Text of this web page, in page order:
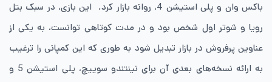
باکس وان و پلی استیشن 4، روانه بازار کرد. این بازی، در سبک بتل
رویا و شوتر اول شخص بود و در مدت کوتاهی توانست، به یکی از
عناوین پرفروش در بازار تبدیل شود به طوری که این کمپانی را ترغیب
به ارائه نسخه‌های بعدی آن برای نینتندو سوییچ، پلی استیشن 5 و